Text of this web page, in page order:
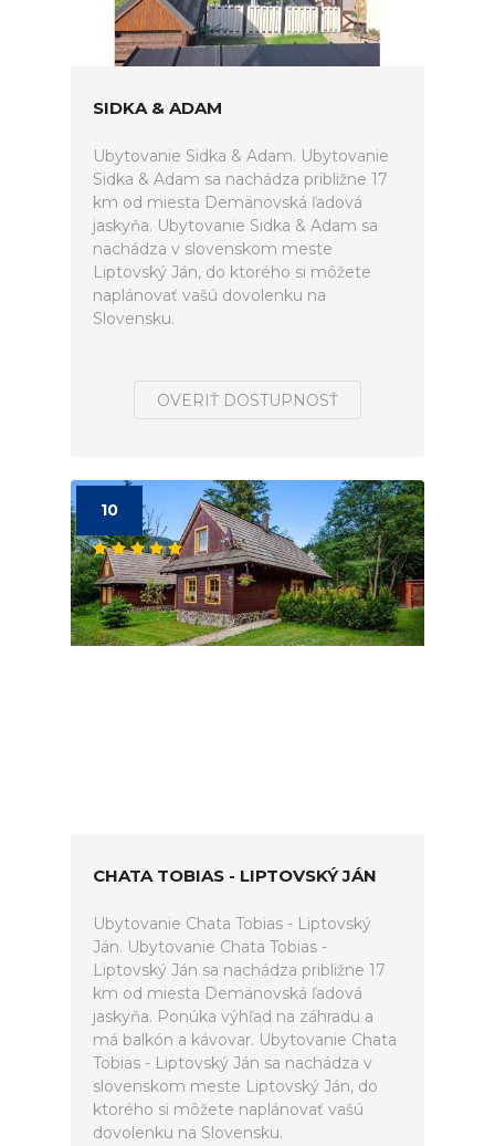
SIDKA & ADAM
Ubytovanie Sidka & Adam. Ubytovanie
Sidka & Adam sa nachádza približne 17
km od miesta Demänovská ľadová
jaskyňa. Ubytovanie Sidka & Adam sa
nachádza v slovenskom meste
Liptovský Ján, do ktorého si môžete
naplánovať vašú dovolenku na
Slovensku.
OVERIŤ DOSTUPNOSŤ
10
CHATA TOBIAS - LIPTOVSKÝ JÁN
Ubytovanie Chata Tobias - Liptovský
Ján. Ubytovanie Chata Tobias -
Liptovský Ján sa nachádza približne 17
km od miesta Demänovská ľadová
jaskyňa. Ponúka výhľad na záhradu a
má balkón a kávovar. Ubytovanie Chata
Tobias - Liptovský Ján sa nachádza v
slovenskom meste Liptovský Ján, do
ktorého si môžete naplánovať vašú
dovolenku na Slovensku.